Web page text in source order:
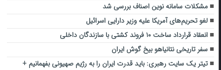
مشکلات سامانه نوین اصناف بررسی شد
لغو تحریم‌های آمریکا علیه وزیر دارایی اسرائیل
انعقاد قرارداد ساخت ۱۰ فروند کشتی با سازندگان داخلی
سفر تاریخی نتانیاهو بیخ گوش ایران
تیتر یک سایت رهبری: باید قدرت ایران را به رژیم صهیونی بفهمانیم +